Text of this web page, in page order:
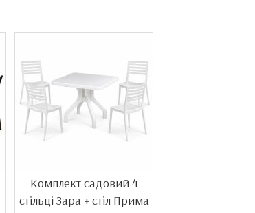
Комплект садовий 4
стільці Зара + стіл Прима